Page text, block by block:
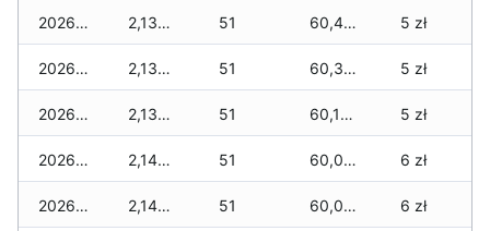
2026-03-17 2,130 zł 51 60,490 zł 5 zł
2026-03-16 2,130 zł 51 60,380 zł 5 zł
2026-03-15 2,130 zł 51 60,180 zł 5 zł
2026-03-14 2,140 zł 51 60,080 zł 6 zł
2026-03-13 2,140 zł 51 60,060 zł 6 zł